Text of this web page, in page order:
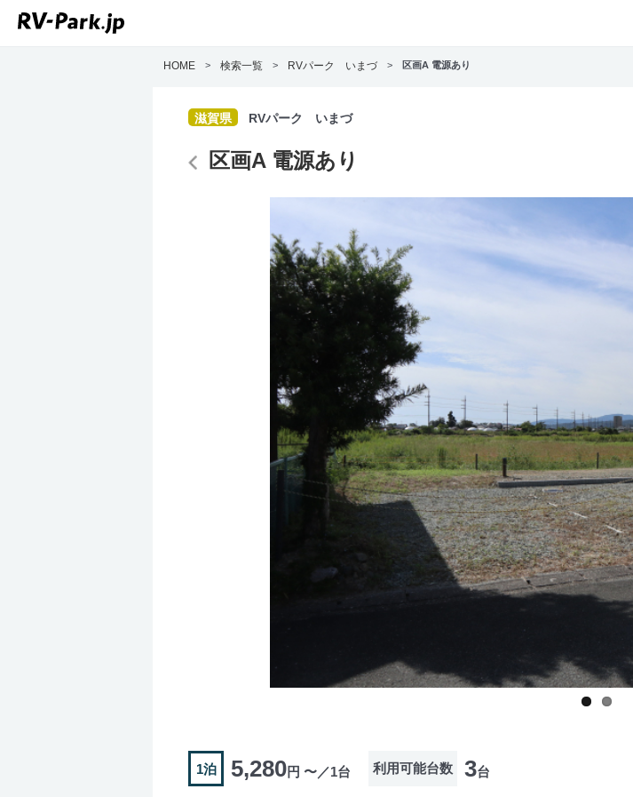
HOME > 検索一覧 > RVパーク いまづ > 区画A 電源あり
滋賀県 RVパーク いまづ
区画A 電源あり
1泊 5,280円 〜／1台 利用可能台数 3台